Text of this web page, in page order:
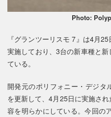
Photo:
『グランツーリスモ 7』は4月
実施しており、3台の新車種と
ている。
開発元のポリフォニー・デジタ
を更新して、4月25日に実施さ
容を明らかにしている。今回の